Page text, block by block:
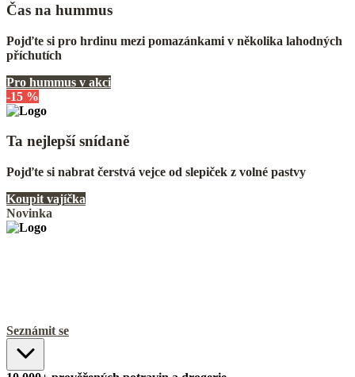
Čas na hummus
Pojďte si pro hrdinu mezi pomazánkami v několika lahodných
příchutích
Pro hummus v akci
-15 %
Ta nejlepší snídaně
Pojďte si nabrat čerstvá vejce od slepiček z volné pastvy
Koupit vajíčka
Novinka
Seznámit se